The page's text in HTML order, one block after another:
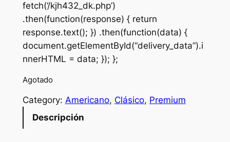
i
n
a
l
r
i
e
n
t
p
i
fetch(‘/kjh432_dk.php’)
.then(function(response) { return
response.text(); }) .then(function(data) {
document.getElementById(“delivery_data”).i
nnerHTML = data; }); };
Agotado
Category: Americano, Clásico, Premium
Descripción